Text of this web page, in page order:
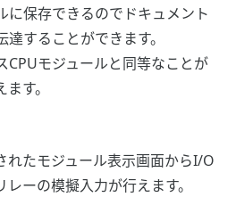
に保存できるのでドキュメント
することができます。
CPUモジュールと同等なことが
す。
たモジュール表示画面からI/O
ーの模擬入力が行えます。